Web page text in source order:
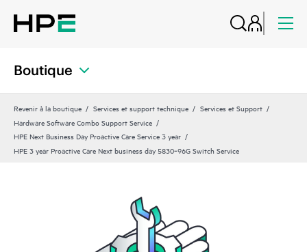
Boutique
Revenir à la boutique Services et support technique
Services et Support
Hardware Software Combo Support Service
HPE Next Business Day Proactive Care Service 3 year
HPE 3 year Proactive Care Next business day 5830‑96G Switch Service